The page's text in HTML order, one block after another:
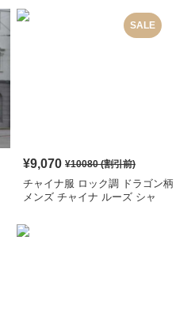
SALE
¥9,070 ¥10080(割引前)
チャイナ服 ロック調 ドラゴン柄
メンズ チャイナ ルーズ シャ